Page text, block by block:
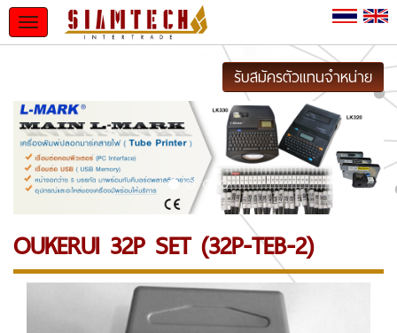
Toggle
รับสมัครตัวแทนจำหน่าย
OUKERUI 32P SET (32P-TEB-2)